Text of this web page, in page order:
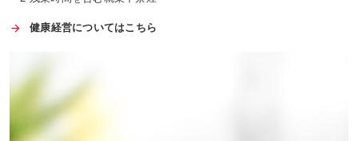
健康経営についてはこちら